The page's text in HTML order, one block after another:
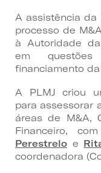
A assistência da
processo de
à Autoridade
em
financiamento
A PLMJ criou
para assessorar
áreas de M&A,
Financeiro,
Perestrelo e
coordenadora